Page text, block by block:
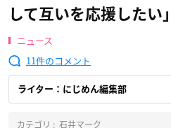
して互いを応援したい」
ニュース
11
ライター：にじめん編集部
カテゴリ : 石井マーク